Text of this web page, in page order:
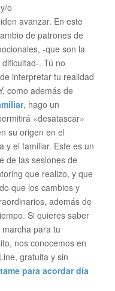
o
avanzar. En este
de patrones de
-que son la
. Tú no
interpretar tu realidad
como además de
, hago un
«desatascar»
su origen en el
y el familiar. Este es un
de las sesiones de
que realizo, y que
que los cambios y
además de
Si quieres saber
para tu
nos conocemos en
gratuita y sin
para acordar día